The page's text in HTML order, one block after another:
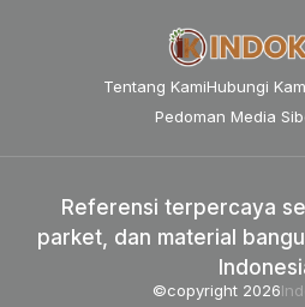
Tentang KamiHubungi
Pedoman Media
Referensi terpercaya
parket, dan material
©copyright 2026